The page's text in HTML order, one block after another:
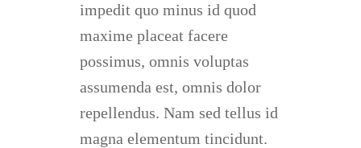
impedit quo minus id quod
maxime placeat facere
possimus, omnis voluptas
assumenda est, omnis dolor
repellendus. Nam sed tellus id
magna elementum tincidunt.